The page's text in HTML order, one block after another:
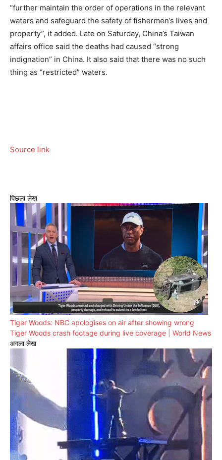
“further maintain the order of operations in the relevant
waters and safeguard the safety of fishermen’s lives and
property”, it added. Late on Saturday, China’s Taiwan
affairs office said the deaths had caused “strong
indignation” in China. It also said that there was no such
thing as “restricted” waters.
Source link
पिछला लेख
Tiger Woods: NBC apologises on air after showing wrong
Tiger Woods crash footage during live coverage | World News
अगला लेख